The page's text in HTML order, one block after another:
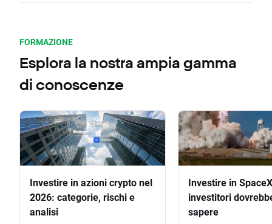
FORMAZIONE
Esplora la nostra ampia gamma
di conoscenze
Investire in azioni crypto nel
2026: categorie, rischi e
analisi
Investire in
investitori
sapere